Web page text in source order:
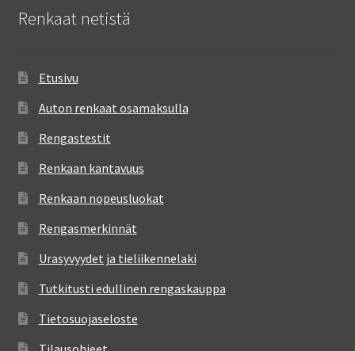
Renkaat netistä
Etusivu
Auton renkaat osamaksulla
Rengastestit
Renkaan kantavuus
Renkaan nopeusluokat
Rengasmerkinnät
Urasyvyydet ja tieliikennelaki
Tutkitusti edullinen rengaskauppa
Tietosuojaseloste